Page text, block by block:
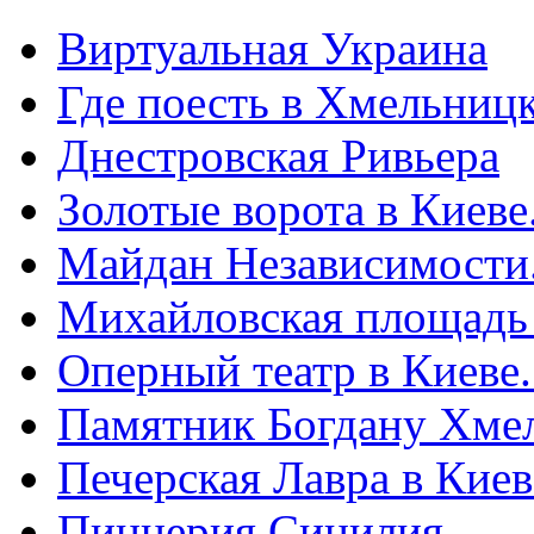
Виртуальная Украина
Где поесть в
Днестровская Ривьера
Золотые ворота в
Майдан
Михайловская
Оперный театр в
Памятник Богдану
Печерская Лавра в